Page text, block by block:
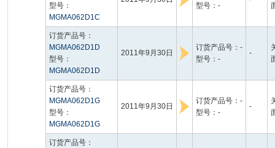
型号：
MGMA062D1C
型号：-
订货产品号：
MGMA062D1D
型号：
MGMA062D1D
2011年9月30日
订货产品号：-
型号：-
-
订货产品号：
MGMA062D1G
型号：
MGMA062D1G
2011年9月30日
订货产品号：-
型号：-
-
订货产品号：